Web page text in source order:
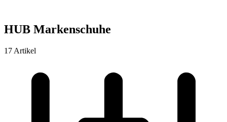
HUB Markenschuhe
17 Artikel